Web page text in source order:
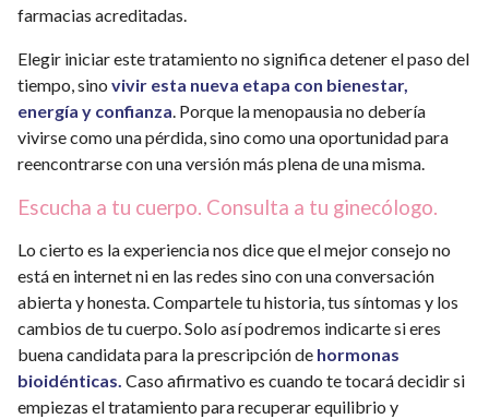
farmacias acreditadas.
Elegir iniciar este tratamiento no significa detener el paso del
tiempo, sino vivir esta nueva etapa con bienestar,
energía y confianza. Porque la menopausia no debería
vivirse como una pérdida, sino como una oportunidad para
reencontrarse con una versión más plena de una misma.
Escucha a tu cuerpo. Consulta a tu ginecólogo.
Lo cierto es la experiencia nos dice que el mejor consejo no
está en internet ni en las redes sino con una conversación
abierta y honesta. Compartele tu historia, tus síntomas y los
cambios de tu cuerpo. Solo así podremos indicarte si eres
buena candidata para la prescripción de hormonas
bioidénticas. Caso afirmativo es cuando te tocará decidir si
empiezas el tratamiento para recuperar equilibrio y